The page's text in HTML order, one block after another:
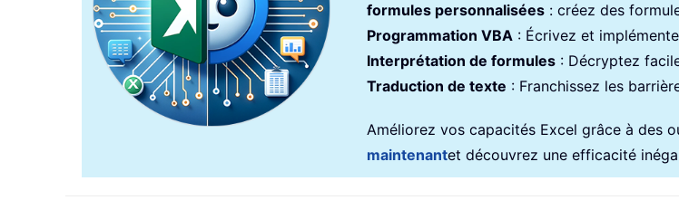
formules personnalisées : créez des
Programmation VBA : Écrivez et
Interprétation de formules : Décryptez
Traduction de texte : Franchissez les
Améliorez vos capacités Excel grâce à des
maintenantet découvrez une efficacité